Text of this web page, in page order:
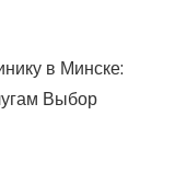
в Минске:
Выбор